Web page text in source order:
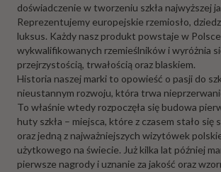
doświadczenie w tworzeniu szkła najwyższej
Reprezentujemy europejskie rzemiosło,
luksus. Każdy nasz produkt powstaje w
wykwalifikowanych rzemieślników i wyróżnia
przejrzystością, trwałością oraz blaskiem.
Historia naszej marki to opowieść o pasji do
nieustannym rozwoju, która trwa
To właśnie wtedy rozpoczęła się budowa
huty szkła – miejsca, które z czasem stało się
oraz jedną z najważniejszych wizytówek
użytkowego na świecie. Już kilka lat później
pierwsze nagrody i uznanie za jakość oraz